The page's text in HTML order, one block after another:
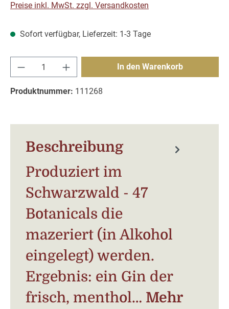
Preise inkl. MwSt. zzgl. Versandkosten
Sofort verfügbar, Lieferzeit: 1-3 Tage
Produkt Anzahl: Gib den gewünschten
In den Warenkorb
Produktnummer: 111268
Beschreibung
Produziert im
Schwarzwald - 47
Botanicals die
mazeriert (in Alkohol
eingelegt) werden.
Ergebnis: ein Gin der
frisch, menthol… Mehr